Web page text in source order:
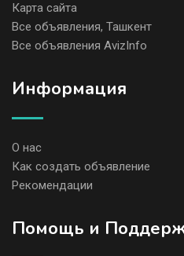
Карта сайта
Все объявления, Ташкент
Все объявления AvizInfo
Информация
О нас
Как создать объявление
Рекомендации
Помощь и